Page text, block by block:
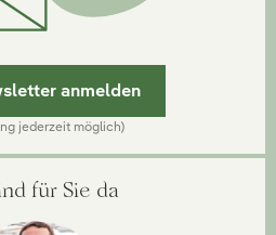
anmelden
jederzeit möglich)
für Sie da